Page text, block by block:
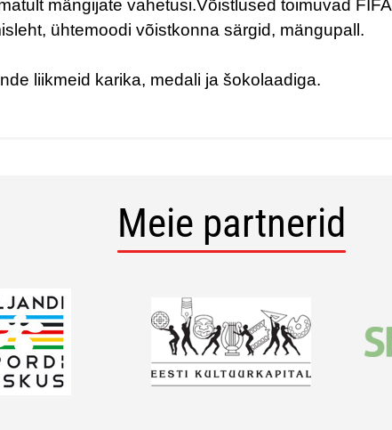
mängijate vahetusi.Võistlused toimuvad FIFA
ühtemoodi võistkonna särgid, mängupall.
liikmeid karika, medali ja šokolaadiga.
Meie partnerid